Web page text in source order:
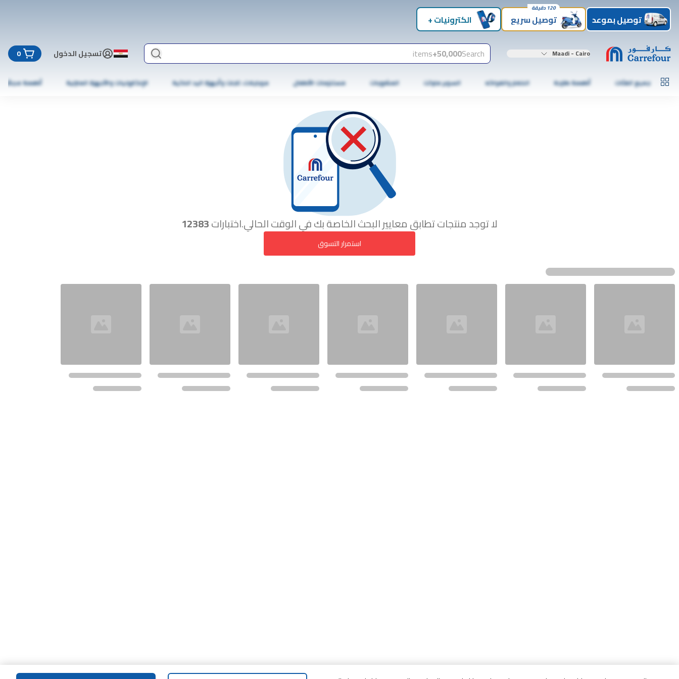
توصيل بموعد توصيل سريع
120 دقيقة
الكترونيات +
Maadi - Cairo
Search
50,000+
items تسجيل الدخول 0
جميع الفئات أطعمة طازجة الخضار والفواكه السوبر ماركت المشروبات مستلزمات الأطفال موبايلات، تابلت وأجهزة اليد الذكية الإلكترونيات والأجهزة المنزلية أطعمة مجمّدة
لا توجد منتجات تطابق معايير البحث الخاصة بك في الوقت الحالي.اختبارات12383
استمرار التسوق